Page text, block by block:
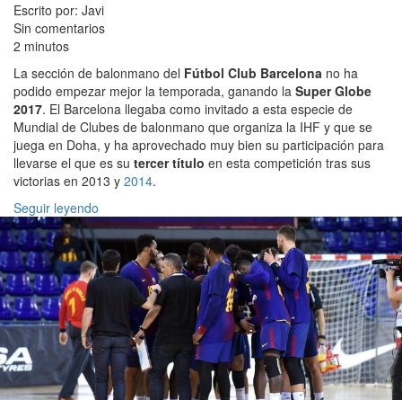
Escrito por: Javi
Sin comentarios
2 minutos
La sección de balonmano del Fútbol Club Barcelona no ha
podido empezar mejor la temporada, ganando la Super Globe
2017. El Barcelona llegaba como invitado a esta especie de
Mundial de Clubes de balonmano que organiza la IHF y que se
juega en Doha, y ha aprovechado muy bien su participación para
llevarse el que es su tercer título en esta competición tras sus
victorias en 2013 y 2014.
Seguir leyendo